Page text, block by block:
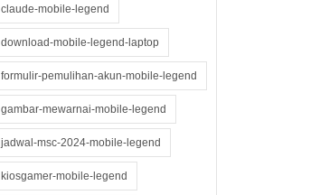
claude-mobile-legend
download-mobile-legend-laptop
formulir-pemulihan-akun-mobile-legend
gambar-mewarnai-mobile-legend
jadwal-msc-2024-mobile-legend
kiosgamer-mobile-legend